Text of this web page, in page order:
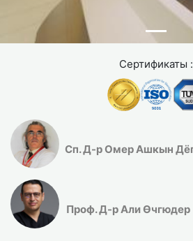
Сертификаты :
Сп. Д-р Омер Ашкын
Проф. Д-р Али Өчгюдер